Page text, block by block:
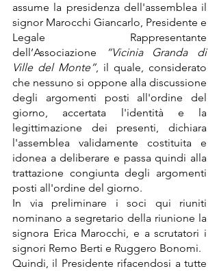
assume la presidenza dell'assemblea il
signor Marocchi Giancarlo, Presidente e
Legale Rappresentante
dell’Associazione
“Vicinia Granda di
Ville del Monte”, il quale, considerato
che nessuno si oppone alla discussione
degli argomenti posti all'ordine del
giorno, accertata l'identità e la
legittimazione dei presenti, dichiara
l'assemblea validamente costituita e
idonea a deliberare e passa quindi alla
trattazione congiunta degli argomenti
posti all'ordine del giorno.
In via preliminare i soci qui riuniti
nominano a segretario della riunione la
signora Erica Marocchi, e a scrutatori i
signori Remo Berti e Ruggero Bonomi.
Quindi, il Presidente rifacendosi a tutte